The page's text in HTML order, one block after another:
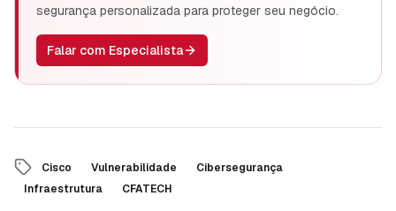
segurança personalizada para proteger seu negócio.
Falar com Especialista
Cisco Vulnerabilidade
Cibersegurança
Infraestrutura
CFATECH